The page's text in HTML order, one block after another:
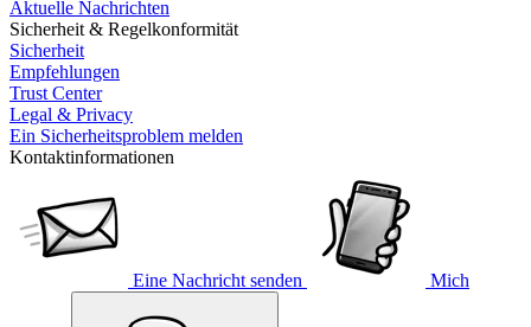
Aktuelle Nachrichten
Sicherheit & Regelkonformität
Sicherheit
Empfehlungen
Trust Center
Legal & Privacy
Ein Sicherheitsproblem melden
Kontaktinformationen
Eine Nachricht senden Mich